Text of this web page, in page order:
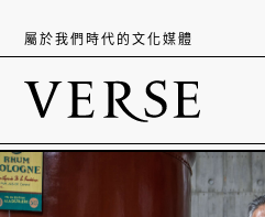
屬於我們時代的文化媒體